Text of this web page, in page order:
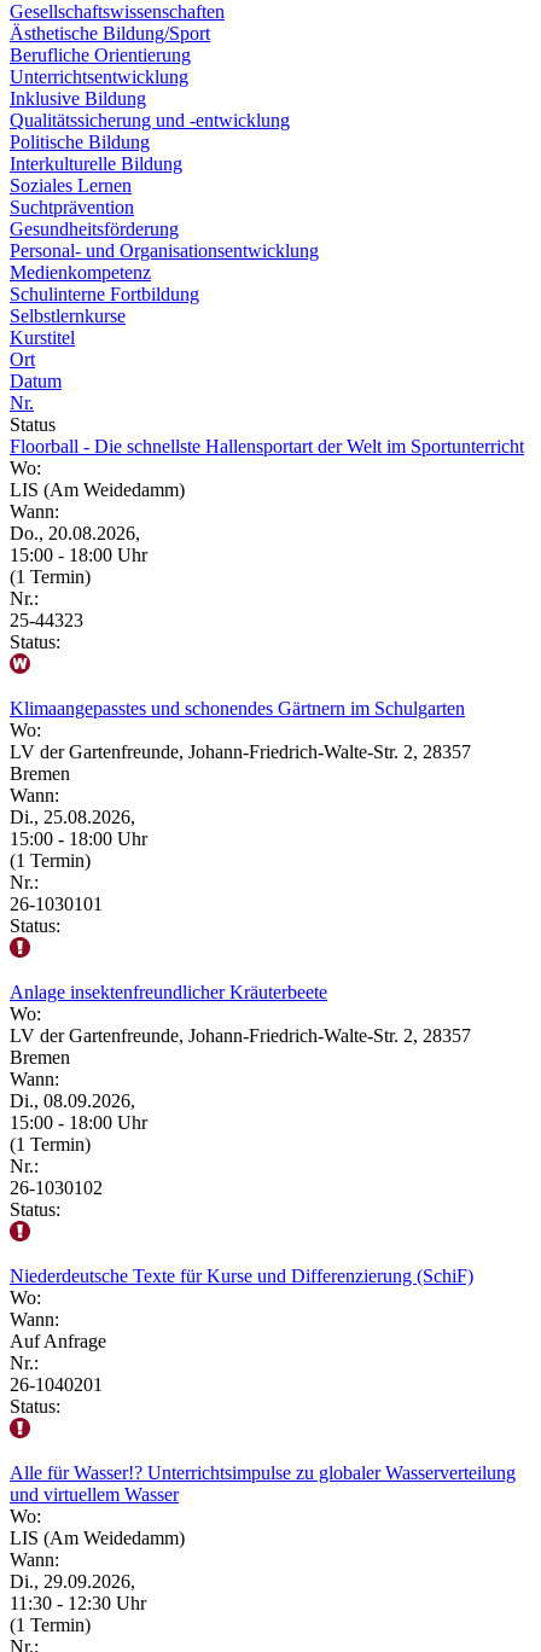
Gesellschaftswissenschaften
Ästhetische Bildung/Sport
Berufliche Orientierung
Unterrichtsentwicklung
Inklusive Bildung
Qualitätssicherung und -entwicklung
Politische Bildung
Interkulturelle Bildung
Soziales Lernen
Suchtprävention
Gesundheitsförderung
Personal- und Organisationsentwicklung
Medienkompetenz
Schulinterne Fortbildung
Selbstlernkurse
Kurstitel
Ort
Datum
Nr.
Status
Floorball - Die schnellste Hallensportart der Welt im Sportunterricht
Wo:
LIS (Am Weidedamm)
Wann:
Do., 20.08.2026,
15:00 - 18:00 Uhr
(1 Termin)
Nr.:
25-44323
Status:
Klimaangepasstes und schonendes Gärtnern im Schulgarten
Wo:
LV der Gartenfreunde, Johann-Friedrich-Walte-Str. 2, 28357
Bremen
Wann:
Di., 25.08.2026,
15:00 - 18:00 Uhr
(1 Termin)
Nr.:
26-1030101
Status:
Anlage insektenfreundlicher Kräuterbeete
Wo:
LV der Gartenfreunde, Johann-Friedrich-Walte-Str. 2, 28357
Bremen
Wann:
Di., 08.09.2026,
15:00 - 18:00 Uhr
(1 Termin)
Nr.:
26-1030102
Status:
Niederdeutsche Texte für Kurse und Differenzierung (SchiF)
Wo:
Wann:
Auf Anfrage
Nr.:
26-1040201
Status:
Alle für Wasser!? Unterrichtsimpulse zu globaler Wasserverteilung
und virtuellem Wasser
Wo:
LIS (Am Weidedamm)
Wann:
Di., 29.09.2026,
11:30 - 12:30 Uhr
(1 Termin)
Nr.: